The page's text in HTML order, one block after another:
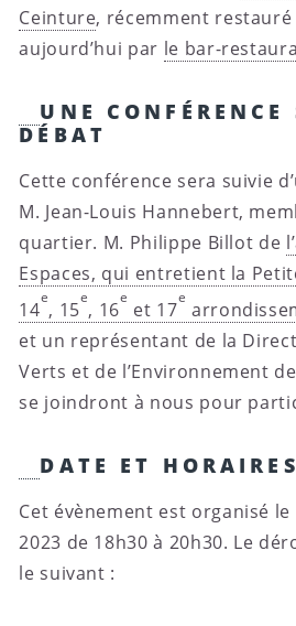
Ceinture, récemment
aujourd’hui par le bar-
UNE
DÉBAT
Cette conférence sera suivie
M. Jean-Louis Hannebert,
quartier. M. Philippe Billot de
Espaces, qui entretient la
14
e
, 15
e
, 16
e
et 17
e
et un représentant de la
Verts et de l’Environnement
se joindront à nous pour
DATE ET HORAIRES
Cet évènement est organisé
2023 de 18h30 à 20h30. Le
le suivant :